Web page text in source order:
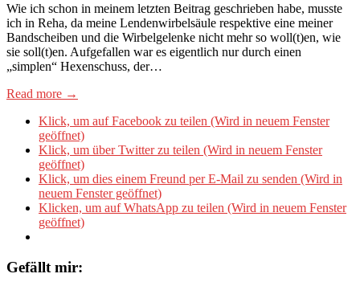
Wie ich schon in meinem letzten Beitrag geschrieben habe, musste
ich in Reha, da meine Lendenwirbelsäule respektive eine meiner
Bandscheiben und die Wirbelgelenke nicht mehr so woll(t)en, wie
sie soll(t)en. Aufgefallen war es eigentlich nur durch einen
„simplen“ Hexenschuss, der…
Read more →
Klick, um auf Facebook zu teilen (Wird in neuem Fenster
geöffnet)
Klick, um über Twitter zu teilen (Wird in neuem Fenster
geöffnet)
Klick, um dies einem Freund per E-Mail zu senden (Wird in
neuem Fenster geöffnet)
Klicken, um auf WhatsApp zu teilen (Wird in neuem Fenster
geöffnet)
Gefällt mir: